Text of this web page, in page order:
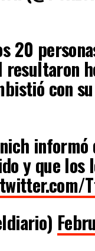
20
con
informó
y que los